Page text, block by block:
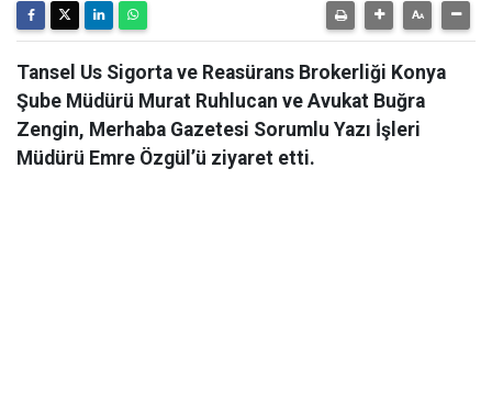
Tansel Us Sigorta ve Reasürans Brokerliği Konya
Şube Müdürü Murat Ruhlucan ve Avukat Buğra
Zengin, Merhaba Gazetesi Sorumlu Yazı İşleri
Müdürü Emre Özgül’ü ziyaret etti.